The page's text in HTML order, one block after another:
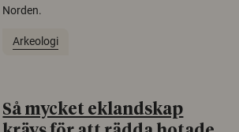
Norden.
Arkeologi
Så mycket eklandskap